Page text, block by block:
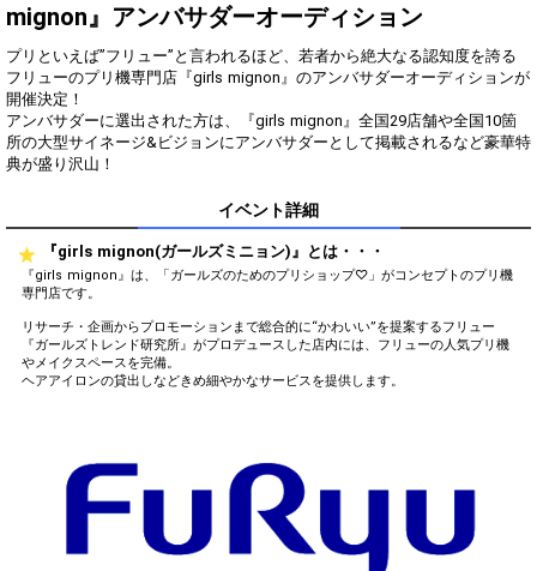
Gifting
Throw gifts to the stage and join
the live performance.
First, try throwing free Stars
(once a day)! You can also charge
Show Gold to purchase gifts
(available from 1 JPY)! When you
performer(s), the performer's
popularity ranking and your
ranking go up.
To cheer on performers, you can
send them gifts.
To send performers paid items,
you must use Show Gold.
Comments
You can post comments. Please
that may offend performers or
other users.
mignon』アンバサダーオーディション
プリといえば”フリュー”と言われるほど、若者から絶大なる認知度を誇る
フリューのプリ機専門店『girls mignon』のアンバサダーオーディションが
開催決定！
アンバサダーに選出された方は、『girls mignon』全国29店舗や全国10箇
所の大型サイネージ&ビジョンにアンバサダーとして掲載されるなど豪華特
イベント詳細
『girls mignon(ガールズミニョン)』とは・・・
『girls mignon』は、「ガールズのためのプリショップ♡」がコンセプトのプリ機
専門店です。
リサーチ・企画からプロモーションまで総合的に“かわいい”を提案するフリュー
『ガールズトレンド研究所』がプロデュースした店内には、フリューの人気プリ機
やメイクスペースを完備。
ヘアアイロンの貸出しなどきめ細やかなサービスを提供します。